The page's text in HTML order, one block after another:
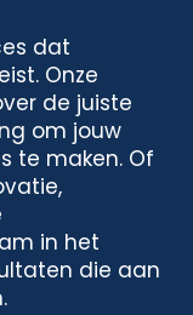
dat
Onze
de juiste
om jouw
te maken. Of
in het
die aan